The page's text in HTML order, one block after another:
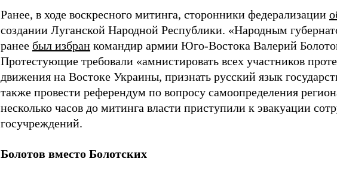
Ранее, в ходе воскресного митинга, сторонники федерализации
создании Луганской Народной Республики. «Народным
ранее был избран командир армии Юго-Востока Валерий
Протестующие требовали «амнистировать всех участников
движения на Востоке Украины, признать русский язык
также провести референдум по вопросу самоопределения
несколько часов до митинга власти приступили к эвакуации
госучреждений.
Болотов вместо Болотских